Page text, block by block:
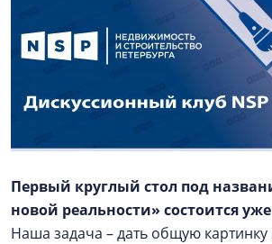
Первый круглый стол под
новой реальности» состоится
Наша задача – дать общую